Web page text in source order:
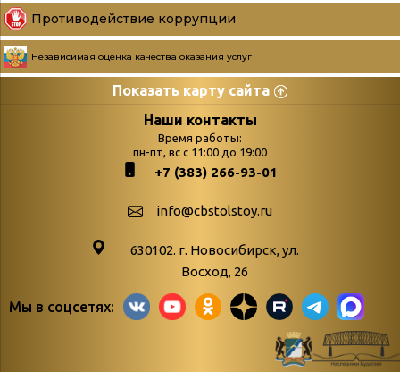
Противодействие коррупции
Независимая оценка качества оказания услуг
Показать карту сайта
Страницы
podvedenie-itogov-festivalya-
paskhalnaya-palitra
Библионочь – как ярмарка точь-в-
поступлений
Война. Народ.
живые»
«Мне всё
снятся
Наши контакты
Время работы:
пн-пт, вс с 11:00 до 19:00
+7 (383) 266-93-01
info@cbstolstoy.ru
630102. г. Новосибирск, ул.
Восход, 26
Мы в соцсетях: